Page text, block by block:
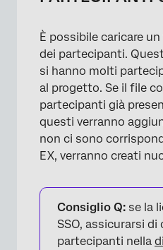
È possibile caricare
dei partecipanti.
si hanno molti
al progetto. Se il file
partecipanti già
questi verranno
non ci sono
EX, verranno creati
Consiglio Q: se la
SSO, assicurarsi di
partecipanti nella